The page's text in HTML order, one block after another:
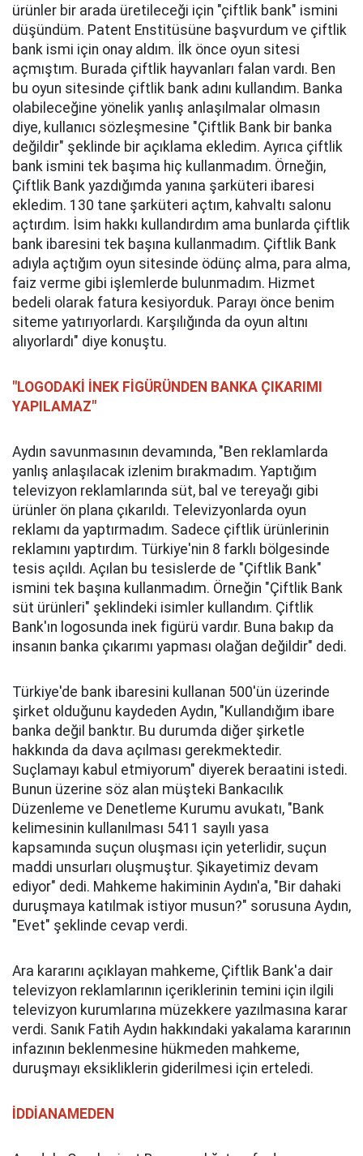
ürünler bir arada üretileceği için "çiftlik bank" ismini
düşündüm. Patent Enstitüsüne başvurdum ve çiftlik
bank ismi için onay aldım. İlk önce oyun sitesi
açmıştım. Burada çiftlik hayvanları falan vardı. Ben
bu oyun sitesinde çiftlik bank adını kullandım. Banka
olabileceğine yönelik yanlış anlaşılmalar olmasın
diye, kullanıcı sözleşmesine "Çiftlik Bank bir banka
değildir" şeklinde bir açıklama ekledim. Ayrıca çiftlik
bank ismini tek başıma hiç kullanmadım. Örneğin,
Çiftlik Bank yazdığımda yanına şarküteri ibaresi
ekledim. 130 tane şarküteri açtım, kahvaltı salonu
açtırdım. İsim hakkı kullandırdım ama bunlarda çiftlik
bank ibaresini tek başına kullanmadım. Çiftlik Bank
adıyla açtığım oyun sitesinde ödünç alma, para alma,
faiz verme gibi işlemlerde bulunmadım. Hizmet
bedeli olarak fatura kesiyorduk. Parayı önce benim
siteme yatırıyorlardı. Karşılığında da oyun altını
alıyorlardı" diye konuştu.
"LOGODAKİ İNEK FİGÜRÜNDEN BANKA ÇIKARIMI
YAPILAMAZ"
Aydın savunmasının devamında, "Ben reklamlarda
yanlış anlaşılacak izlenim bırakmadım. Yaptığım
televizyon reklamlarında süt, bal ve tereyağı gibi
ürünler ön plana çıkarıldı. Televizyonlarda oyun
reklamı da yaptırmadım. Sadece çiftlik ürünlerinin
reklamını yaptırdım. Türkiye'nin 8 farklı bölgesinde
tesis açıldı. Açılan bu tesislerde de "Çiftlik Bank"
ismini tek başına kullanmadım. Örneğin "Çiftlik Bank
süt ürünleri" şeklindeki isimler kullandım. Çiftlik
Bank'ın logosunda inek figürü vardır. Buna bakıp da
insanın banka çıkarımı yapması olağan değildir" dedi.
Türkiye'de bank ibaresini kullanan 500'ün üzerinde
şirket olduğunu kaydeden Aydın, "Kullandığım ibare
banka değil banktır. Bu durumda diğer şirketle
hakkında da dava açılması gerekmektedir.
Suçlamayı kabul etmiyorum" diyerek beraatini istedi.
Bunun üzerine söz alan müşteki Bankacılık
Düzenleme ve Denetleme Kurumu avukatı, "Bank
kelimesinin kullanılması 5411 sayılı yasa
kapsamında suçun oluşması için yeterlidir, suçun
maddi unsurları oluşmuştur. Şikayetimiz devam
ediyor" dedi. Mahkeme hakiminin Aydın'a, "Bir dahaki
duruşmaya katılmak istiyor musun?" sorusuna Aydın,
"Evet" şeklinde cevap verdi.
Ara kararını açıklayan mahkeme, Çiftlik Bank'a dair
televizyon reklamlarının içeriklerinin temini için ilgili
televizyon kurumlarına müzekkere yazılmasına karar
verdi. Sanık Fatih Aydın hakkındaki yakalama kararının
infazının beklenmesine hükmeden mahkeme,
duruşmayı eksikliklerin giderilmesi için erteledi.
İDDİANAMEDEN